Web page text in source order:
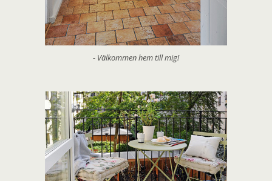
- Välkommen hem till mig!